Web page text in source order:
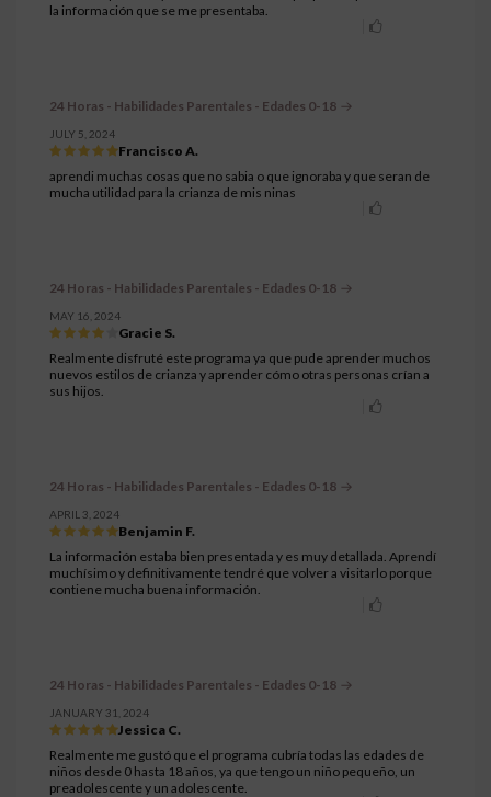
la información que se me presentaba.
24 Horas - Habilidades Parentales - Edades 0-18
JULY 5, 2024
Francisco A.
aprendi muchas cosas que no sabia o que ignoraba y que seran de
mucha utilidad para la crianza de mis ninas
24 Horas - Habilidades Parentales - Edades 0-18
MAY 16, 2024
Gracie S.
Realmente disfruté este programa ya que pude aprender muchos
nuevos estilos de crianza y aprender cómo otras personas crían a
sus hijos.
24 Horas - Habilidades Parentales - Edades 0-18
APRIL 3, 2024
Benjamin F.
La información estaba bien presentada y es muy detallada. Aprendí
muchísimo y definitivamente tendré que volver a visitarlo porque
contiene mucha buena información.
24 Horas - Habilidades Parentales - Edades 0-18
JANUARY 31, 2024
Jessica C.
Realmente me gustó que el programa cubría todas las edades de
niños desde 0 hasta 18 años, ya que tengo un niño pequeño, un
preadolescente y un adolescente.